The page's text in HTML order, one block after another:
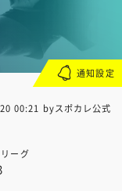
00:21 byスポカレ公式
ーグ
通知設定